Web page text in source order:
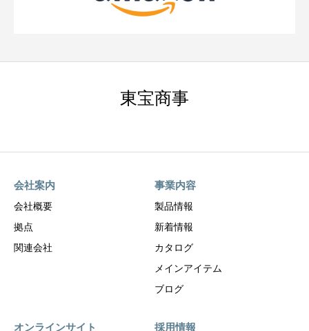
東宝商事
会社案内
会社概要
拠点
関連会社
事業内容
製品情報
新着情報
カタログ
メインアイテム
ブログ
オンラインサイト 採用情報